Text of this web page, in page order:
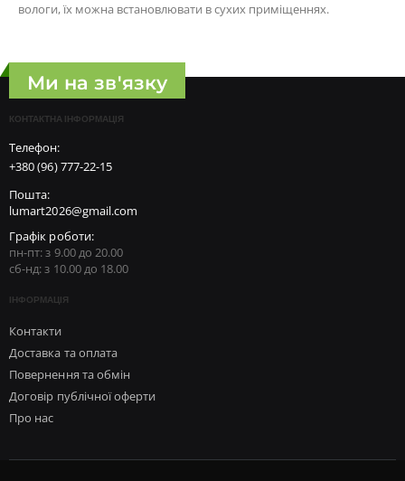
вологи, їх можна встановлювати в сухих приміщеннях.
Ми на зв'язку
КОНТАКТНА ІНФОРМАЦІЯ
Телефон:
+380 (96) 777-22-15
Пошта:
lumart2026@gmail.com
Графік роботи:
пн-пт: з 9.00 до 20.00
сб-нд: з 10.00 до 18.00
ІНФОРМАЦІЯ
Контакти
Доставка та оплата
Повернення та обмін
Договір публічної оферти
Про нас